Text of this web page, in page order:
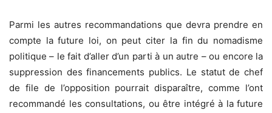
Parmi les autres recommandations que devra prendre en
compte la future loi, on peut citer la fin du nomadisme
politique – le fait d’aller d’un parti à un autre – ou encore la
suppression des financements publics. Le statut de chef
de file de l’opposition pourrait disparaître, comme l’ont
recommandé les consultations, ou être intégré à la future